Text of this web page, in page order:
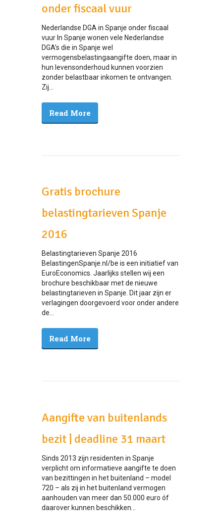
onder fiscaal vuur
Nederlandse DGA in Spanje onder fiscaal
vuur In Spanje wonen vele Nederlandse
DGA’s die in Spanje wel
vermogensbelastingaangifte doen, maar in
hun levensonderhoud kunnen voorzien
zonder belastbaar inkomen te ontvangen.
Zij...
Read More
Gratis brochure
belastingtarieven Spanje
2016
Belastingtarieven Spanje 2016
BelastingenSpanje.nl/be is een initiatief van
EuroEconomics. Jaarlijks stellen wij een
brochure beschikbaar met de nieuwe
belastingtarieven in Spanje. Dit jaar zijn er
verlagingen doorgevoerd voor onder andere
de...
Read More
Aangifte van buitenlands
bezit | deadline 31 maart
Sinds 2013 zijn residenten in Spanje
verplicht om informatieve aangifte te doen
van bezittingen in het buitenland – model
720 – als zij in het buitenland vermogen
aanhouden van meer dan 50.000 euro óf
daarover kunnen beschikken...